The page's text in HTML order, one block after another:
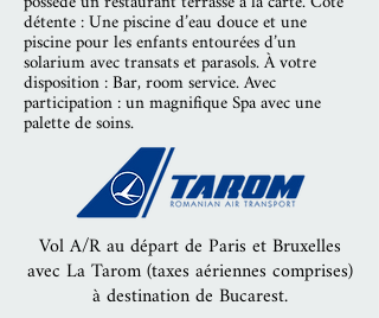
détente : Une piscine d’eau douce et une
piscine pour les enfants entourées d’un
solarium avec transats et parasols. À votre
disposition : Bar, room service. Avec
participation : un magnifique Spa avec une
palette de soins.
Vol A/R au départ de Paris et Bruxelles
avec La Tarom (taxes aériennes comprises)
à destination de Bucarest.